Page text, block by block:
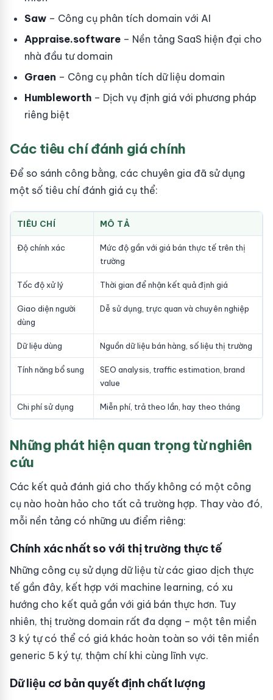
Saw – Công cụ phân tích domain với AI
Appraise.software – Nền tảng SaaS hiện đại cho
nhà đầu tư domain
Graen – Công cụ phân tích dữ liệu domain
Humbleworth – Dịch vụ định giá với phương pháp
riêng biệt
Các tiêu chí đánh giá chính
Để so sánh công bằng, các chuyên gia đã sử dụng
một số tiêu chí đánh giá cụ thể:
TIÊU CHÍ MÔ TẢ
Độ chính xác
Mức độ gần với giá bán thực tế trên thị
trường
Tốc độ xử lý Thời gian để nhận kết quả định giá
Giao diện người
dùng
Dễ sử dụng, trực quan và chuyên nghiệp
Dữ liệu dùng Nguồn dữ liệu bán hàng, số liệu thị trường
Tính năng bổ sung
SEO analysis, traffic estimation, brand
value
Chi phí sử dụng Miễn phí, trả theo lần, hay theo tháng
Những phát hiện quan trọng từ nghiên
cứu
Các kết quả đánh giá cho thấy không có một công
cụ nào hoàn hảo cho tất cả trường hợp. Thay vào đó,
mỗi nền tảng có những ưu điểm riêng:
Chính xác nhất so với thị trường thực tế
Những công cụ sử dụng dữ liệu từ các giao dịch thực
tế gần đây, kết hợp với machine learning, có xu
hướng cho kết quả gần với giá bán thực hơn. Tuy
nhiên, thị trường domain rất đa dạng – một tên miền
3 ký tự có thể có giá khác hoàn toàn so với tên miền
generic 5 ký tự, thậm chí khi cùng lĩnh vực.
Dữ liệu cơ bản quyết định chất lượng